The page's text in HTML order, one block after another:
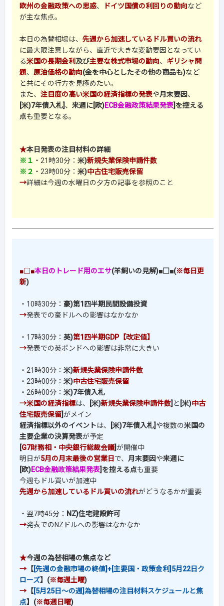
欧州の金融政策への思惑、 ドイツ国債の利回りの動向など
が主な焦点。
本日の為替相場は、 先週から加速しているドル買いの流れ
に最大限注意しながら、直近で大きな変動要因となってい
る米国の長期金利及び主要な株式市場の動向、 ギリシャ問
題、 原油価格の動向(金を中心としたその他の商品も)など
と共にその行方を見極めたい。
また、 注目度の高い米国の経済指標の発表や月末要因、
[米)7年債入札] 、 来週に[欧)ECB金融政策結果発表]を控える
点も重要となる。
★本日発表の注目材料の詳細
※１ ・21時30分： 米)新規失業保険申請件数
※２ ・23時00分： 米)中古住宅販売保留
→詳細は今週の水曜日の夕方の記事を参照のこと
■□■本日のトレード用のエサ(羊飼いの見解)■□■(※毎日更
新)
・10時30分： 豪)第1四半期民間設備投資
→発表での豪ドルへの影響はなかなか
・17時30分： 英)第1四半期GDP【改定値】
→発表での英ポンドへの影響は非常に大きい
・21時30分： 米)新規失業保険申請件数
・23時00分： 米)中古住宅販売保留
・26時00分： 米)7年債入札
→米国の経済指標は、 [米)新規失業保険申請件数] と [米)中古
住宅販売保留]がメイン
経済指標以外のイベントは、 [米)7年債入札] や複数の米国の
主要企業の決算発表が予定
[G7財務相・中央銀行総裁会議]が開催中
明日が5月の月末最後の営業日 で、 月末要因や来週に
[欧)ECB金融政策結果発表]を控える点も重要
今週もドル買いが加速中
先週から加速しているドル買いの流れがどうなるかが重要
・翌7時45分： NZ)住宅建設許可
→発表でのNZドルへの影響はなかなか
★今週の為替相場の焦点など
→ 【[先週の金融市場の終値]+[主要国・政策金利]5月22日ク
ローズ】(※毎週土曜)
→ 【[5月25日～の週]為替相場の注目材料スケジュールと焦
点】(※毎週日曜)